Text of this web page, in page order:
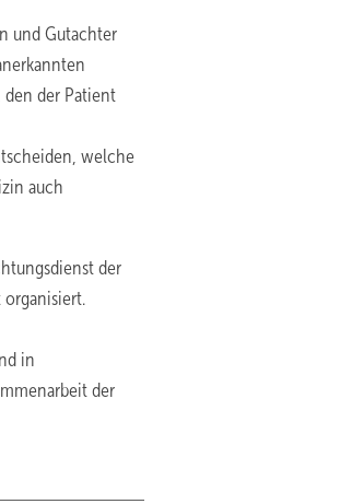
und Gutachter
den der Patient
welche
auch
der
organisiert.
in
der